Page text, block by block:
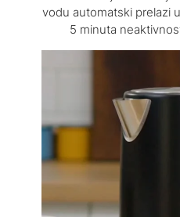
vodu automatski prelazi
5 minuta